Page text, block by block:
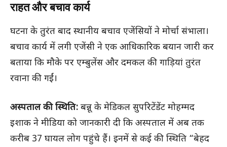
राहत और बचाव कार्य
घटना के तुरंत बाद स्थानीय बचाव एजेंसियों ने मोर्चा संभाला।
बचाव कार्य में लगी एजेंसी ने एक आधिकारिक बयान जारी कर
बताया कि मौके पर एम्बुलेंस और दमकल की गाड़ियां तुरंत
रवाना की गईं।
अस्पताल की स्थिति: बन्नू के मेडिकल सुपरिटेंडेंट मोहम्मद
इशाक ने मीडिया को जानकारी दी कि अस्पताल में अब तक
करीब 37 घायल लोग पहुंचे हैं। इनमें से कई की स्थिति “बेहद